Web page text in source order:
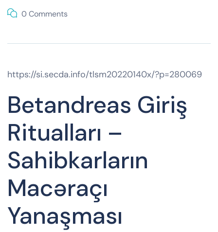
0 Comments
https://si.secda.info/tlsm20220140x/?p=280069
Betandreas Giriş
Ritualları –
Sahibkarların
Macəraçı
Yanaşması